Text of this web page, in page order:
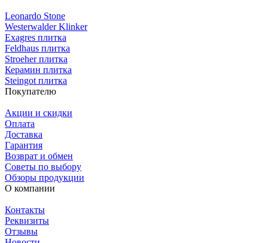
Leonardo Stone
Westerwalder Klinker
Exagres плитка
Feldhaus плитка
Stroeher плитка
Керамин плитка
Steingot плитка
Покупателю
Акции и скидки
Оплата
Доставка
Гарантия
Возврат и обмен
Советы по выбору
Обзоры продукции
О компании
Контакты
Реквизиты
Отзывы